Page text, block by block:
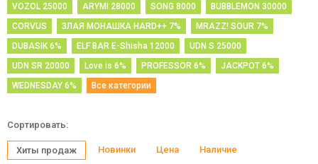
VOZOL 25000
ARYMI 28000 SONG 8000
BUBBLEMON 30000
CORVUS
ЗЛАЯ МОНАШКА HARD++ 7%
MRAZZ! SOUR 7%
DUBASIK 6%
ELF BAR E-Shisha 12000
UDN S 25000
UDN SR 20000
Love is 6% PROFESSOR 6%
JACKPOT 6%
WEDNESDAY 6%
Все категории
Сортировать:
Хиты продаж Новинки Цена Наличие